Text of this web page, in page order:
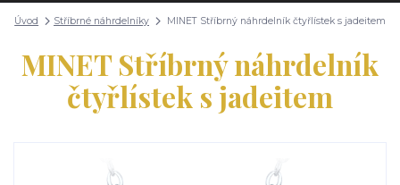
Úvod Stříbrné náhrdelníky MINET Stříbrný náhrdelník čtyřlístek s jadeitem
MINET Stříbrný náhrdelník
čtyřlístek s jadeitem